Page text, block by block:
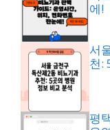
에!
서
천:
평